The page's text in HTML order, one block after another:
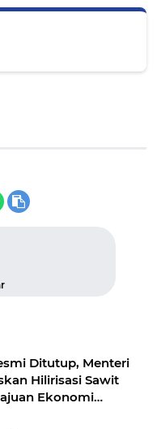
Ditutup, Menteri
Hilirisasi Sawit
Ekonomi